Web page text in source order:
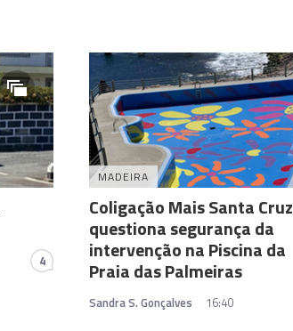
4
MADEIRA
Coligação Mais Santa Cruz
questiona segurança da
intervenção na Piscina da
Praia das Palmeiras
Sandra S. Gonçalves 16:40